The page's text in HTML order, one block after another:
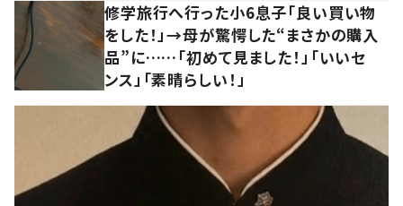
修学旅行へ行った小6息子「良い買い物
をした！」→母が驚愕した“まさかの購入
品”に……「初めて見ました！」「いいセ
ンス」「素晴らしい！」